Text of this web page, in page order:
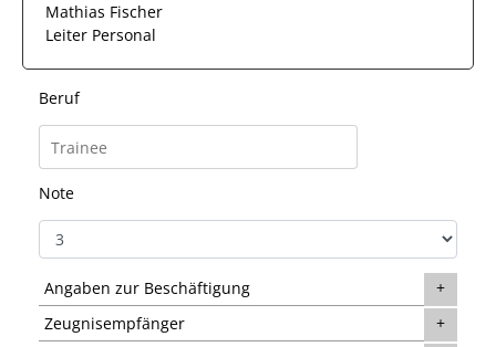
Mathias Fischer
Leiter Personal
Beruf
Note
Angaben zur Beschäftigung
Zeugnisempfänger